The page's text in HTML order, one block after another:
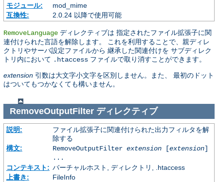
モジュール:
mod_mime
互換性:
2.0.24 以降で使用可能
RemoveLanguage ディレクティブは 指定されたファイル拡張子に関
連付けられた言語を解除します。 これを利用することで、親ディレ
クトリやサーバ設定ファイルから 継承した関連付けを サブディレク
トリ内において .htaccess ファイルで取り消すことができます。
extension 引数は大文字小文字を区別しません。また、 最初のドット
はついてもつかなくても構いません。
RemoveOutputFilterディレクティブ
説明:
ファイル拡張子に関連付けられた出力フィルタを解
除する
構文:
RemoveOutputFilter extension[extension]
...
コンテキスト: バーチャルホスト, ディレクトリ, .htaccess
上書き:
FileInfo